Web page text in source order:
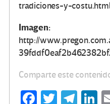
tradiciones-y-
Imagen:
http://
Comparte este
Fa T
Te
Li